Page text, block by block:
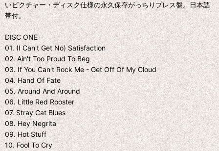
いピクチャー・ディスク仕様の永久保存がっちりプレス盤。日本語
帯付。
DISC ONE
01. (I Can't Get No) Satisfaction
02. Ain't Too Proud To Beg
03. If You Can't Rock Me - Get Off Of My Cloud
04. Hand Of Fate
05. Around And Around
06. Little Red Rooster
07. Stray Cat Blues
08. Hey Negrita
09. Hot Stuff
10. Fool To Cry